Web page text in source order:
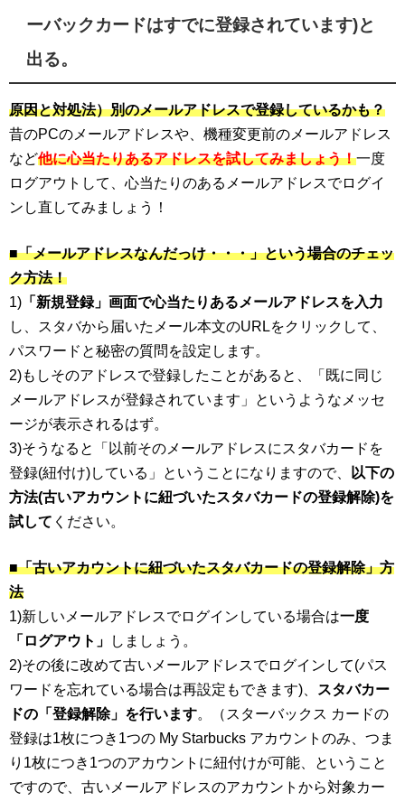
ーバックカードはすでに登録されています)と
出る。
原因と対処法）別のメールアドレスで登録しているかも？
昔のPCのメールアドレスや、機種変更前のメールアドレス
など他に心当たりあるアドレスを試してみましょう！一度
ログアウトして、心当たりのあるメールアドレスでログイ
ンし直してみましょう！
■「メールアドレスなんだっけ・・・」という場合のチェッ
ク方法！
1) 「新規登録」画面で心当たりあるメールアドレスを入力
し、スタバから届いたメール本文のURLをクリックして、
パスワードと秘密の質問を設定します。
2)もしそのアドレスで登録したことがあると、「既に同じ
メールアドレスが登録されています」というようなメッセ
ージが表示されるはず。
3)そうなると「以前そのメールアドレスにスタバカードを
登録(紐付け)している」ということになりますので、
以下の
方法(古いアカウントに紐づいたスタバカードの登録解除)を
試して ください。
■「古いアカウントに紐づいたスタバカードの登録解除」方
法
1)新しいメールアドレスでログインしている場合は一度
「ログアウト」
しましょう。
2)その後に改めて古いメールアドレスでログインして(パス
ワードを忘れている場合は再設定もできます)、
スタバカー
ドの「登録解除」を行います 。（スターバックス カードの
登録は1枚につき1つの My Starbucks アカウントのみ、つま
り1枚につき1つのアカウントに紐付けが可能、ということ
ですので、古いメールアドレスのアカウントから対象カー